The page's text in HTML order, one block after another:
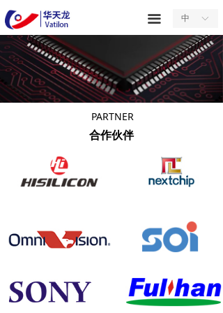
끀
首页
关于我们
产品中心
合作中心
ꀅ
中
PARTNER
合作伙伴